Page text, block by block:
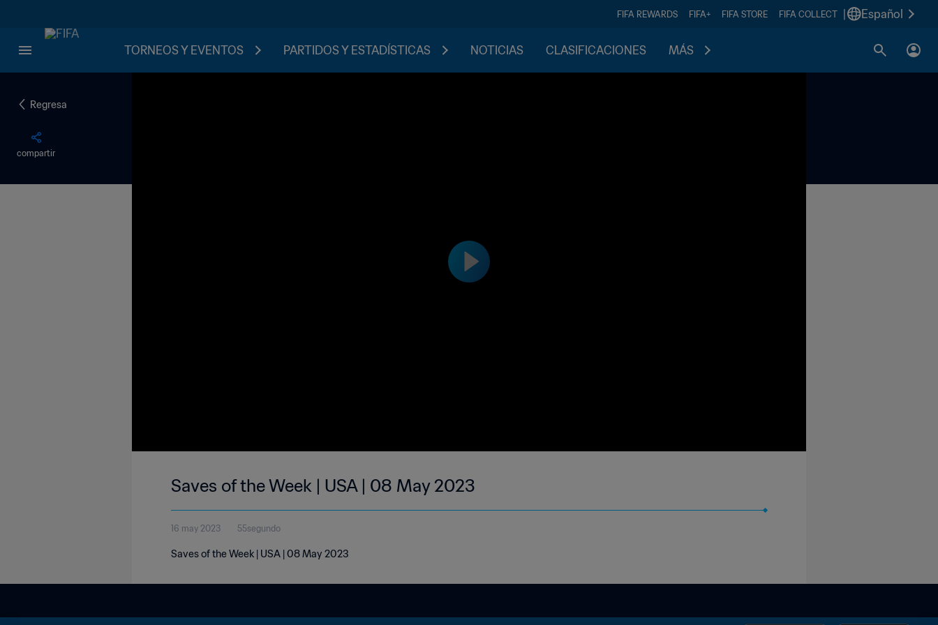
FIFA REWARDS FIFA+ FIFA STORE FIFA COLLECT Español
TORNEOS Y EVENTOS PARTIDOS Y ESTADÍSTICAS NOTICIAS CLASIFICACIONES MÁS
Regresa
compartir
Saves of the Week | USA | 08 May 2023
16 may 2023 55segundo
Saves of the Week | USA | 08 May 2023